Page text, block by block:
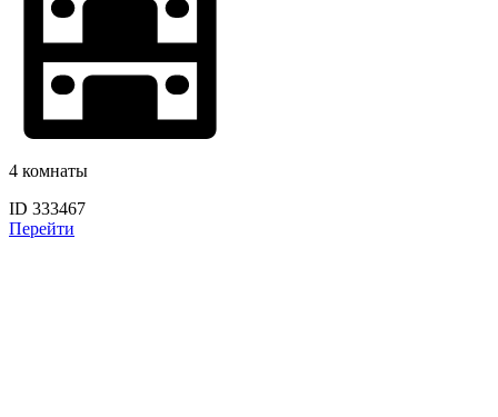
4 комнаты
ID 333467
Перейти